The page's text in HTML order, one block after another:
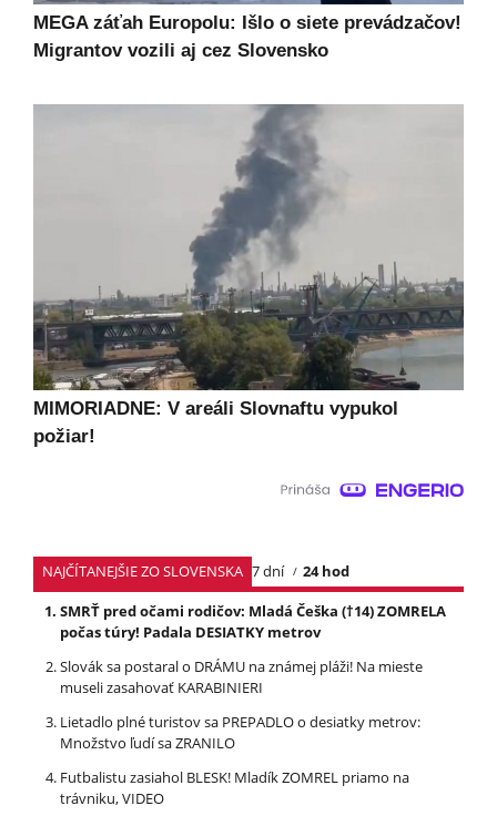
MEGA záťah Europolu: Išlo o siete prevádzačov!
Migrantov vozili aj cez Slovensko
MIMORIADNE: V areáli Slovnaftu vypukol
požiar!
NAJČÍTANEJŠIE ZO SLOVENSKA 7 dní
24 hod
SMRŤ pred očami rodičov: Mladá Češka (†14) ZOMRELA
počas túry! Padala DESIATKY metrov
Slovák sa postaral o DRÁMU na známej pláži! Na mieste
museli zasahovať KARABINIERI
Lietadlo plné turistov sa PREPADLO o desiatky metrov:
Množstvo ľudí sa ZRANILO
Futbalistu zasiahol BLESK! Mladík ZOMREL priamo na
trávniku, VIDEO